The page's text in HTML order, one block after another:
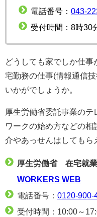
電話番号： 043-
受付時間：8時30
どうしても家でしか仕事
宅勤務の仕事(情報通信
いかがでしょうか。
厚生労働省委託事業のテ
ワークの始め方などの
介やあっせんはしてもら
厚生労働省 在宅就
WORKERS WEB
電話番号： 0120-900-
受付時間：10:00～